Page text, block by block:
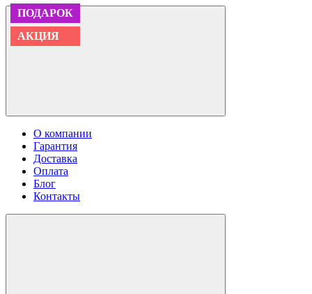
О компании
Гарантия
Доставка
Оплата
Блог
Контакты
ПОДАРОК
АКЦИЯ
ПОДАРОК
АКЦИЯ